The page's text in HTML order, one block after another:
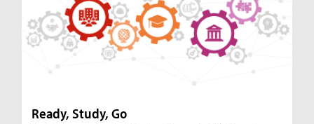
Ready, Study, Go